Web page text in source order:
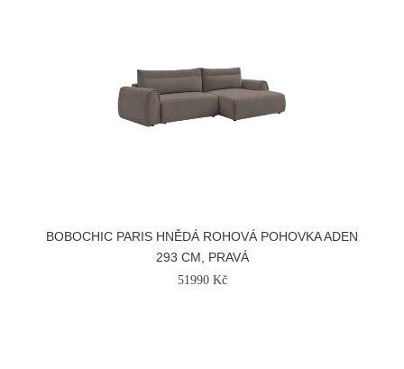
BOBOCHIC PARIS HNĚDÁ ROHOVÁ POHOVKA ADEN
293 CM, PRAVÁ
51990 Kč